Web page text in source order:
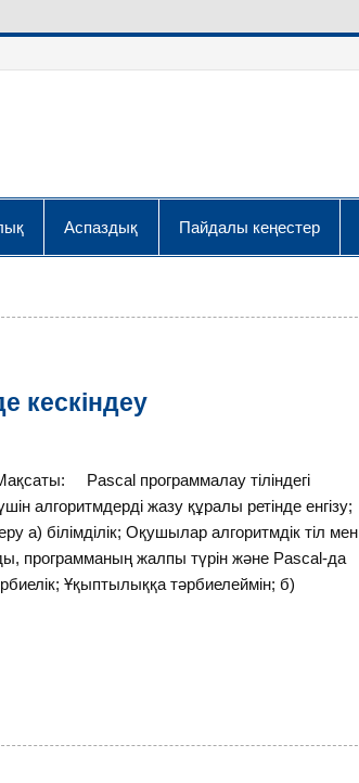
Аспаздық Пайдалы кеңестер
кескіндеу
Pascal программалау тіліндегі
алгоритмдерді жазу құралы ретінде енгізу;
а) білімділік; Оқушылар алгоритмдік тіл мен
программаның жалпы түрін және Pascal-да
Ұқыптылыққа тәрбиелеймін; б)